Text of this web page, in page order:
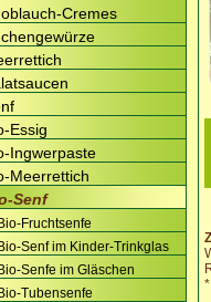
Cremes
Essig
Ingwerpaste
Meerrettich
Senf
Bio-Fruchtsenfe
Bio-Senf im Kinder-Trinkglas
Bio-Senfe im Gläschen
Bio-Tubensenfe